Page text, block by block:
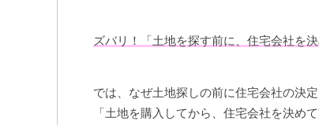
ズバリ！「土地を探す前に、住宅会社を
では、なぜ土地探しの前に住宅会社の決定
「土地を購入してから、住宅会社を決め